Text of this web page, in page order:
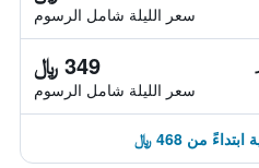
سعر الليلة شامل الرسوم
349 ﷼
سعر الليلة شامل الرسوم